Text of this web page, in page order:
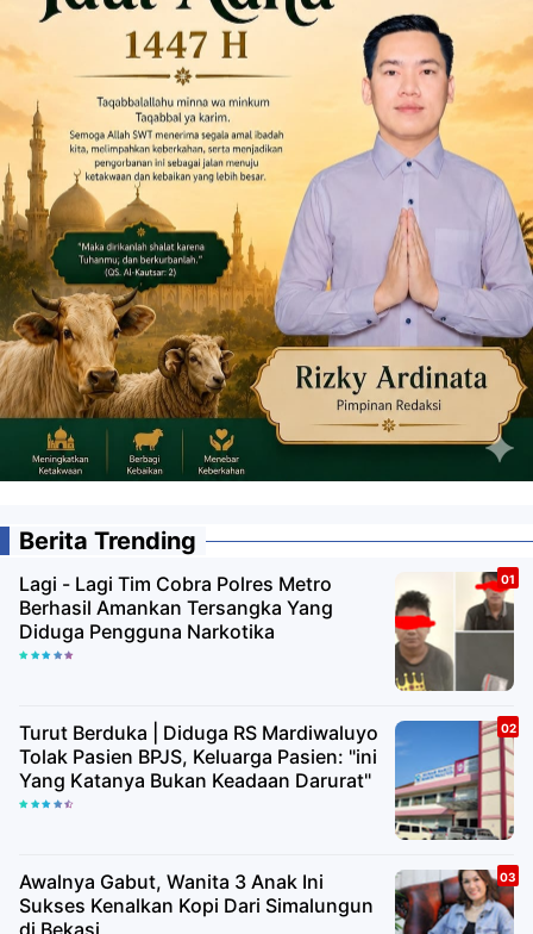
Berita Trending
Lagi - Lagi Tim Cobra Polres Metro
Berhasil Amankan Tersangka Yang
Diduga Pengguna Narkotika
Turut Berduka | Diduga RS Mardiwaluyo
Tolak Pasien BPJS, Keluarga Pasien: "ini
Yang Katanya Bukan Keadaan Darurat"
Awalnya Gabut, Wanita 3 Anak Ini
Sukses Kenalkan Kopi Dari Simalungun